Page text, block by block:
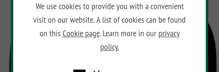
We use cookies to provide you with a convenient
visit on our website. A list of cookies can be found
on thisCookie page. Learn more in our privacy
policy.